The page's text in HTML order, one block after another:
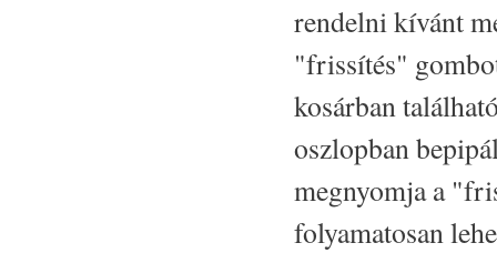
rendelni kívánt
"frissítés"
kosárban
oszlopban
megnyomja a
folyamatosan